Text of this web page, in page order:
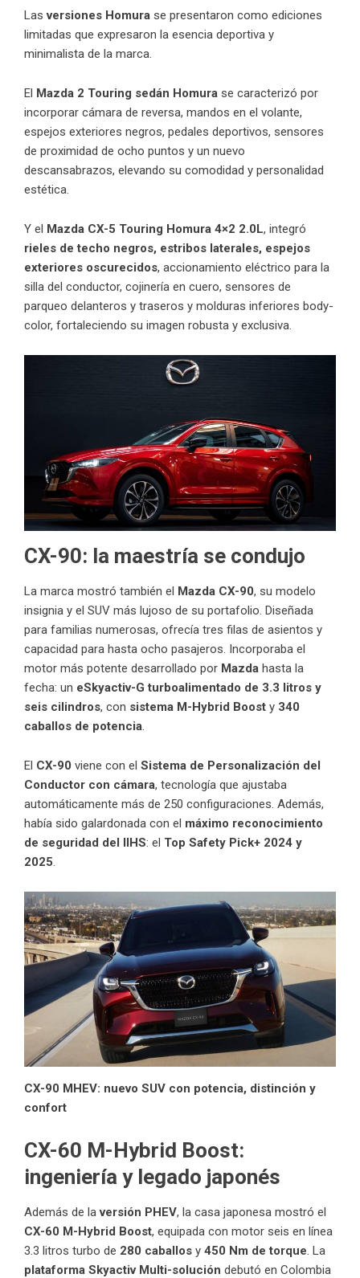
Lasversiones Homura se presentaron como ediciones
limitadas que expresaron la esencia deportiva y
minimalista de la marca.
El Mazda 2 Touring sedán Homura se caracterizó por
incorporar cámara de reversa, mandos en el volante,
espejos exteriores negros, pedales deportivos, sensores
de proximidad de ocho puntos y un nuevo
descansabrazos, elevando su comodidad y personalidad
estética.
Y el Mazda CX-5 Touring Homura 4×2 2.0L, integró
rieles de techo negros, estribos laterales, espejos
exteriores oscurecidos, accionamiento eléctrico para la
silla del conductor, cojinería en cuero, sensores de
parqueo delanteros y traseros y molduras inferiores body-
color, fortaleciendo su imagen robusta y exclusiva.
CX-90: la maestría se condujo
La marca mostró también el Mazda CX-90, su modelo
insignia y el SUV más lujoso de su portafolio. Diseñada
para familias numerosas, ofrecía tres filas de asientos y
capacidad para hasta ocho pasajeros. Incorporaba el
motor más potente desarrollado por Mazda hasta la
fecha: un eSkyactiv-G turboalimentado de 3.3 litros y
seis cilindros, con sistema M-Hybrid Boost y 340
caballos de potencia
El CX-90 viene con el Sistema de Personalización del
Conductor con cámara, tecnología que ajustaba
automáticamente más de 250 configuraciones. Además,
había sido galardonada con el máximo reconocimiento
de seguridad del IIHS: el Top Safety Pick+ 2024 y
2025
CX-90 MHEV: nuevo SUV con potencia, distinción y
confort
CX-60 M-Hybrid Boost:
ingeniería y legado japonés
Además de laversión PHEV, la casa japonesa mostró el
CX-60 M-Hybrid Boost, equipada con motor seis en línea
3.3 litros turbo de 280 caballos y 450 Nm de torque. La
plataforma Skyactiv Multi-solución debutó en Colombia